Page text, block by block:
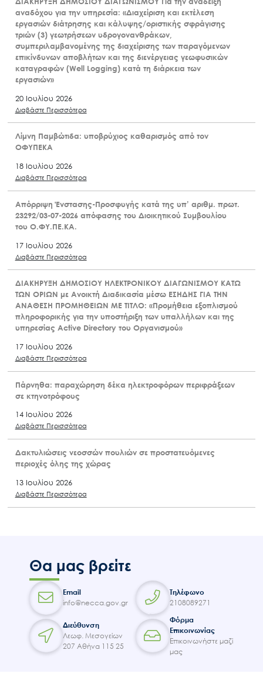
αναδόχου για την υπηρεσία: «Διαχείριση και εκτέλεση
εργασιών διάτρησης και κάλυψης/οριστικής σφράγισης
τριών (3) γεωτρήσεων υδρογονανθράκων,
συμπεριλαμβανομένης της διαχείρισης των παραγόμενων
επικίνδυνων αποβλήτων και της διενέργειας γεωφυσικών
καταγραφών (Well Logging) κατά τη διάρκεια των
εργασιών»
20 Ιουλίου 2026
Διαβάστε Περισσότερα
Λίμνη Παμβώτιδα: υποβρύχιος καθαρισμός από τον
ΟΦΥΠΕΚΑ
18 Ιουλίου 2026
Διαβάστε Περισσότερα
Απόρριψη Ένστασης-Προσφυγής κατά της υπ’ αριθμ. πρωτ.
23292/03-07-2026 απόφασης του Διοικητικού Συμβουλίου
του Ο.ΦΥ.ΠΕ.ΚΑ.
17 Ιουλίου 2026
Διαβάστε Περισσότερα
ΔΙΑΚΗΡΥΞΗ ΔΗΜΟΣΙΟΥ ΗΛΕΚΤΡΟΝΙΚΟΥ ΔΙΑΓΩΝΙΣΜΟΥ ΚΑΤΩ
ΤΩΝ ΟΡΙΩΝ με Ανοικτή Διαδικασία μέσω ΕΣΗΔΗΣ ΓΙΑ ΤΗΝ
ΑΝΑΘΕΣΗ ΠΡΟΜΗΘΕΙΩΝ ΜΕ ΤΙΤΛΟ: «Προμήθεια εξοπλισμού
πληροφορικής για την υποστήριξη των υπαλλήλων και της
υπηρεσίας Active Directory του Οργανισμού»
17 Ιουλίου 2026
Διαβάστε Περισσότερα
Πάρνηθα: παραχώρηση δέκα ηλεκτροφόρων περιφράξεων
σε κτηνοτρόφους
14 Ιουλίου 2026
Διαβάστε Περισσότερα
Δακτυλιώσεις νεοσσών πουλιών σε προστατευόμενες
περιοχές όλης της χώρας
13 Ιουλίου 2026
Διαβάστε Περισσότερα
Θα μας βρείτε
Email
info@necca.gov.gr
Τηλέφωνο
2108089271
Διεύθυνση
Λεωφ. Μεσογείων
207 Αθήνα 115 25
Φόρμα
Επικοινωνίας
Επικοινωνήστε μαζί
μας